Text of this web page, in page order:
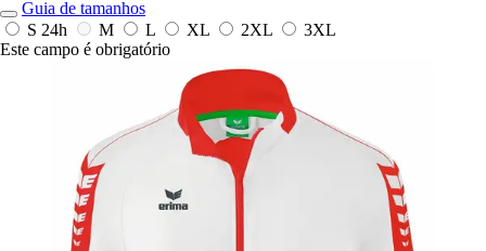
Guia de tamanhos
S 24h M L XL 2XL
3XL
Este campo é obrigatório